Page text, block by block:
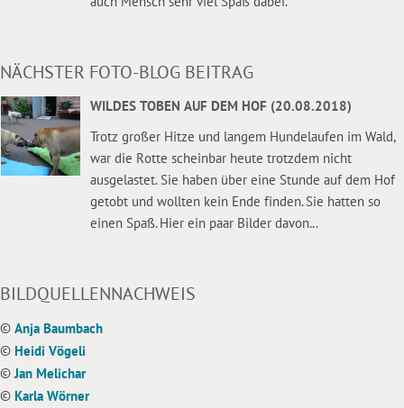
NÄCHSTER FOTO-BLOG BEITRAG
WILDES TOBEN AUF DEM HOF (20.08.2018)
Trotz großer Hitze und langem Hundelaufen im Wald,
war die Rotte scheinbar heute trotzdem nicht
ausgelastet. Sie haben über eine Stunde auf dem Hof
getobt und wollten kein Ende finden. Sie hatten so
einen Spaß. Hier ein paar Bilder davon...
BILDQUELLENNACHWEIS
© Anja Baumbach
© Heidi Vögeli
©Jan Melichar
© Karla Wörner